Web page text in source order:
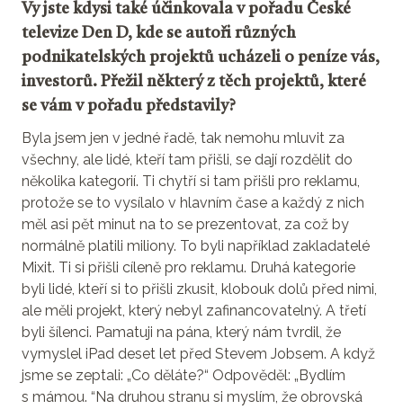
Vy jste kdysi také účinkovala v pořadu České
televize Den D, kde se autoři různých
podnikatelských projektů ucházeli o peníze vás,
investorů. Přežil některý z těch projektů, které
se vám v pořadu představily?
Byla jsem jen v jedné řadě, tak nemohu mluvit za
všechny, ale lidé, kteří tam přišli, se dají rozdělit do
několika kategorií. Ti chytří si tam přišli pro reklamu,
protože se to vysílalo v hlavním čase a každý z nich
měl asi pět minut na to se prezentovat, za což by
normálně platili miliony. To byli například zakladatelé
Mixit. Ti si přišli cíleně pro reklamu. Druhá kategorie
byli lidé, kteří si to přišli zkusit, klobouk dolů před nimi,
ale měli projekt, který nebyl zafinancovatelný. A třetí
byli šílenci. Pamatuji na pána, který nám tvrdil, že
vymyslel iPad deset let před Stevem Jobsem. A když
jsme se zeptali: „Co děláte?“ Odpověděl: „Bydlím
s mámou. “Na druhou stranu si myslím, že obrovská